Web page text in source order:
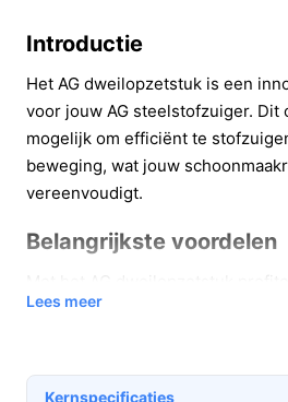
Introductie
Het AG dweilopzetstuk is een
voor jouw AG steelstofzuiger. Dit
mogelijk om efficiënt te
beweging, wat jouw
vereenvoudigt.
Belangrijkste voordelen
aan voordelen die jouw
Efficiëntie:Stofzuigen en
Lees meer
Kernspecificaties